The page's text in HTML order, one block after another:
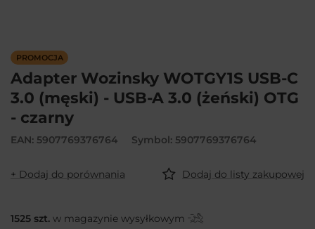
PROMOCJA
Adapter Wozinsky WOTGY1S USB-C
3.0 (męski) - USB-A 3.0 (żeński) OTG
- czarny
EAN: 5907769376764 Symbol: 5907769376764
+ Dodaj do porównania Dodaj do listy zakupowej
1525 szt. w magazynie wysyłkowym